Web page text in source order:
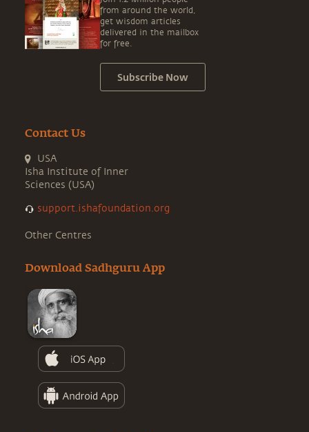
from around the world,
get wisdom articles
delivered in the mailbox
for free.
Subscribe Now
Contact Us
USA
Isha Institute of Inner
Sciences (USA)
support.ishafoundation.org
Other Centres
Download Sadhguru App